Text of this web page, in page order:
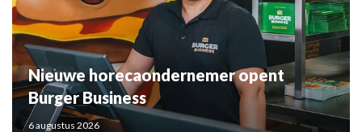
Nieuwe horecaondernemer opent
Burger Business
6 augustus 2026